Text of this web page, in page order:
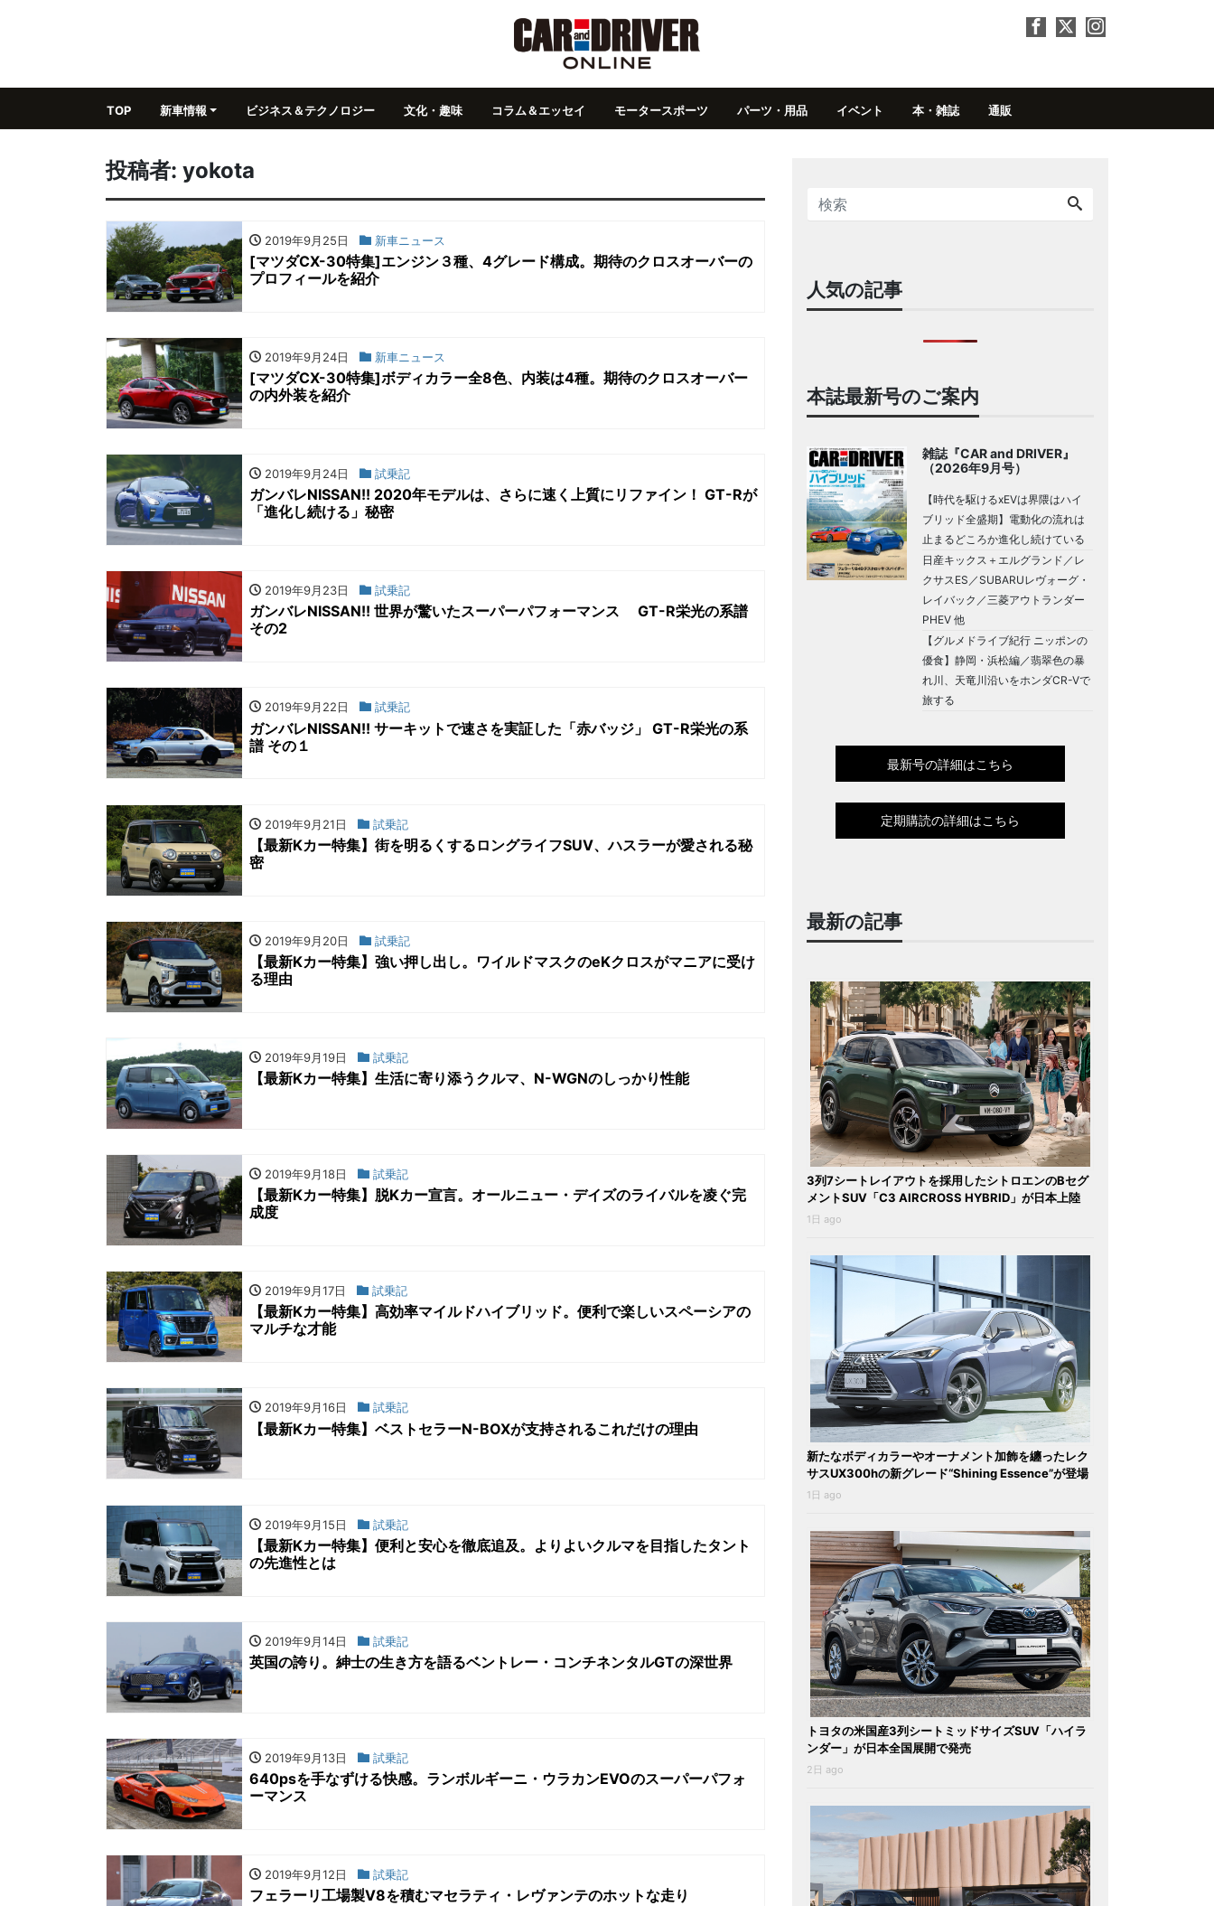
TOP 新車情報 ビジネス＆テクノロジー 文化・趣味 コラム＆エッセイ モータースポーツ パーツ・用品 イベント 本・雑誌 通販
投稿者: yokota
2019年9月25日 新車ニュース
[マツダCX-30特集]エンジン３種、4グレード構成。期待のクロスオーバーの
プロフィールを紹介
2019年9月24日 新車ニュース
[マツダCX-30特集]ボディカラー全8色、内装は4種。期待のクロスオーバー
の内外装を紹介
2019年9月24日 試乗記
ガンバレNISSAN!! 2020年モデルは、さらに速く上質にリファイン！ GT-Rが
「進化し続ける」秘密
2019年9月23日 試乗記
ガンバレNISSAN!! 世界が驚いたスーパーパフォーマンス GT-R栄光の系譜
その2
2019年9月22日 試乗記
ガンバレNISSAN!! サーキットで速さを実証した「赤バッジ」 GT-R栄光の系
譜 その１
2019年9月21日 試乗記
【最新Kカー特集】街を明るくするロングライフSUV、ハスラーが愛される秘
密
2019年9月20日 試乗記
【最新Kカー特集】強い押し出し。ワイルドマスクのeKクロスがマニアに受け
る理由
2019年9月19日 試乗記
【最新Kカー特集】生活に寄り添うクルマ、N-WGNのしっかり性能
2019年9月18日 試乗記
【最新Kカー特集】脱Kカー宣言。オールニュー・デイズのライバルを凌ぐ完
成度
2019年9月17日 試乗記
【最新Kカー特集】高効率マイルドハイブリッド。便利で楽しいスペーシアの
マルチな才能
2019年9月16日 試乗記
【最新Kカー特集】ベストセラーN-BOXが支持されるこれだけの理由
2019年9月15日 試乗記
【最新Kカー特集】便利と安心を徹底追及。よりよいクルマを目指したタント
の先進性とは
2019年9月14日 試乗記
英国の誇り。紳士の生き方を語るベントレー・コンチネンタルGTの深世界
2019年9月13日 試乗記
640psを手なずける快感。ランボルギーニ・ウラカンEVOのスーパーパフォ
ーマンス
2019年9月12日 試乗記
フェラーリ工場製V8を積むマセラティ・レヴァンテのホットな走り
人気の記事
本誌最新号のご案内
雑誌『CAR and DRIVER』
（2026年9月号）
【時代を駆けるxEVは界隈はハイ
ブリッド全盛期】電動化の流れは
止まるどころか進化し続けている
日産キックス＋エルグランド／レ
クサスES／SUBARUレヴォーグ・
レイバック／三菱アウトランダー
PHEV 他
【グルメドライブ紀行 ニッポンの
優食】静岡・浜松編／翡翠色の暴
れ川、天竜川沿いをホンダCR-Vで
旅する
最新号の詳細はこちら
定期購読の詳細はこちら
最新の記事
3列7シートレイアウトを採用したシトロエンのBセグ
メントSUV「C3 AIRCROSS HYBRID」が日本上陸
1日 ago
新たなボディカラーやオーナメント加飾を纏ったレク
サスUX300hの新グレード“Shining Essence”が登場
1日 ago
トヨタの米国産3列シートミッドサイズSUV「ハイラ
ンダー」が日本全国展開で発売
2日 ago